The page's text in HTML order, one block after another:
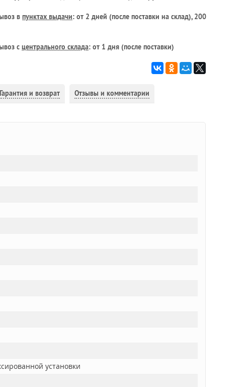
в пунктах выдачи: от 2 дней (после поставки на склад), 200
с центрального склада: от 1 дня (после поставки)
Гарантия и возврат Отзывы и комментарии
установки